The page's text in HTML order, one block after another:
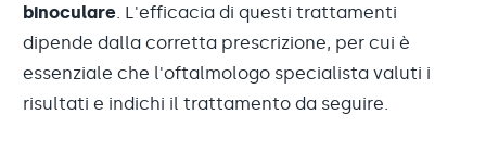
binoculare. L'efficacia di questi trattamenti
dipende dalla corretta prescrizione, per cui è
essenziale che l'oftalmologo specialista valuti i
risultati e indichi il trattamento da seguire.